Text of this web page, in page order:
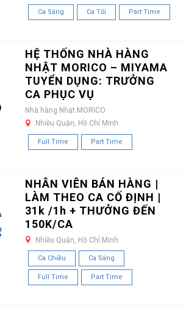
Ca Sáng Ca Tối Part Time
HỆ THỐNG NHÀ HÀNG
NHẬT MORICO – MIYAMA
TUYỂN DỤNG: TRƯỞNG
CA PHỤC VỤ
Nhà hàng Nhật MORICO
Nhiều Quận, Hồ Chí Minh
Full Time Part Time
NHÂN VIÊN BÁN HÀNG |
LÀM THEO CA CỐ ĐỊNH |
31k /1h + THƯỞNG ĐẾN
150K/CA
Nhiều Quận, Hồ Chí Minh
Ca Chiều Ca Sáng
Full Time Part Time